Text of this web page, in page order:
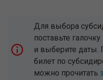
Для выбора
поставьте
и выберите даты.
билет по
можно прочитать